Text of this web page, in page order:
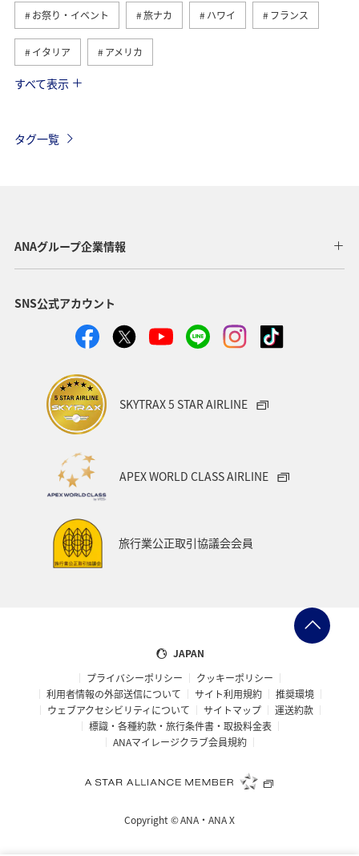
お祭り・イベント 旅ナカ ハワイ フランス
イタリア アメリカ
グルメ
歴史・文化・芸術 温泉 秋 韓国 春
冬 フィリピン
マイルを使う 兵庫県 年末年始 趣味
関西地方
ANAショッピング A-style
ANAマイレージクラブ
サイクリング
アプリ AMC会員専用サービス
旅の準備
すべて表示
タグ一覧
ANAグループ企業情報
SNS公式アカウント
SKYTRAX 5 STAR AIRLINE
APEX WORLD CLASS AIRLINE
旅行業公正取引協議会会員
JAPAN
プライバシーポリシー
クッキーポリシー
利用者情報の外部送信について
サイト利用規約
推奨環境
ウェブアクセシビリティについて
サイトマップ
運送約款
標識・各種約款・旅行条件書・取扱料金表
ANAマイレージクラブ会員規約
Copyright ©ANA・ANA X